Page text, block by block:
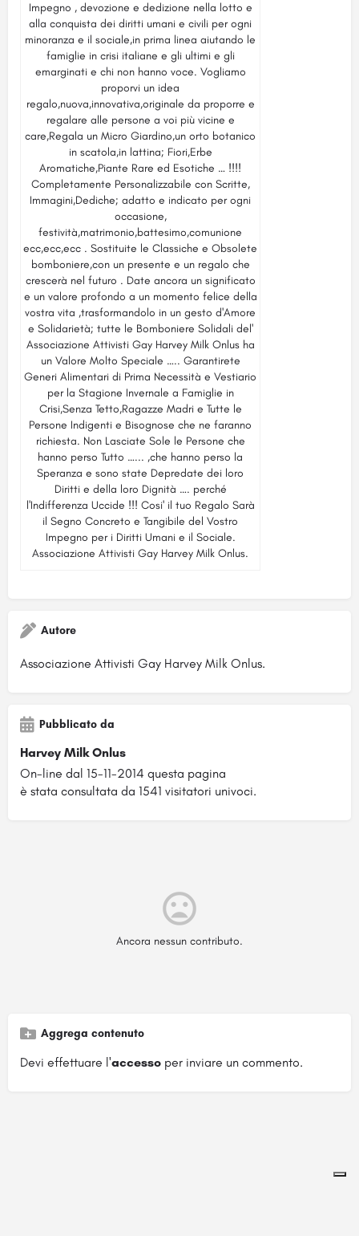
Impegno , devozione e dedizione nella lotto e
alla conquista dei diritti umani e civili per ogni
minoranza e il sociale,in prima linea aiutando le
famiglie in crisi italiane e gli ultimi e gli
emarginati e chi non hanno voce. Vogliamo
proporvi un idea
regalo,nuova,innovativa,originale da proporre e
regalare alle persone a voi più vicine e
care,Regala un Micro Giardino,un orto botanico
in scatola,in lattina; Fiori,Erbe
Aromatiche,Piante Rare ed Esotiche … !!!!
Completamente Personalizzabile con Scritte,
Immagini,Dediche; adatto e indicato per ogni
occasione,
festività,matrimonio,battesimo,comunione
ecc,ecc,ecc . Sostituite le Classiche e Obsolete
bomboniere,con un presente e un regalo che
crescerà nel futuro . Date ancora un significato
e un valore profondo a un momento felice della
vostra vita ,trasformandolo in un gesto d'Amore
e Solidarietà; tutte le Bomboniere Solidali del'
Associazione Attivisti Gay Harvey Milk Onlus ha
un Valore Molto Speciale ….. Garantirete
Generi Alimentari di Prima Necessità e Vestiario
per la Stagione Invernale a Famiglie in
Crisi,Senza Tetto,Ragazze Madri e Tutte le
Persone Indigenti e Bisognose che ne faranno
richiesta. Non Lasciate Sole le Persone che
hanno perso Tutto …... ,che hanno perso la
Speranza e sono state Depredate dei loro
Diritti e della loro Dignità …. perché
l'Indifferenza Uccide !!! Cosi' il tuo Regalo Sarà
il Segno Concreto e Tangibile del Vostro
Impegno per i Diritti Umani e il Sociale.
Associazione Attivisti Gay Harvey Milk Onlus.
Autore
Associazione Attivisti Gay Harvey Milk Onlus.
Pubblicato da
Harvey Milk Onlus
On-line dal 15-11-2014 questa pagina
è stata consultata da 1541 visitatori univoci.
Ancora nessun contributo.
Aggrega contenuto
Devi effettuare l'accesso per inviare un commento.